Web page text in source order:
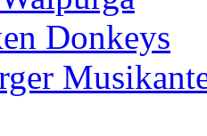
Donkeys